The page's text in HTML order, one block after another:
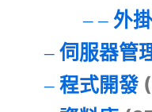
外
伺服器管
程式開發